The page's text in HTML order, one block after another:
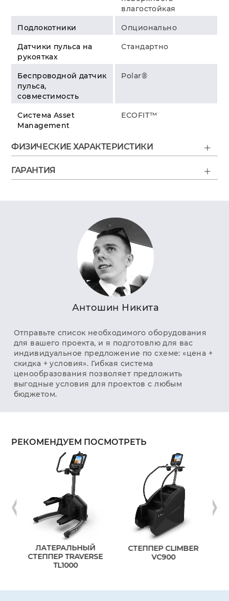
влагостойкая
Подлокотники Опционально
Датчики пульса на
рукоятках
Стандартно
Беспроводной датчик
пульса,
совместимость
Polar®
Система Asset
Management
ECOFIT™
ФИЗИЧЕСКИЕ ХАРАКТЕРИСТИКИ
ГАРАНТИЯ
Антошин Никита
Отправьте список необходимого оборудования
для вашего проекта, и я подготовлю для вас
индивидуальное предложение по схеме: «цена +
скидка + условия». Гибкая система
ценообразования позволяет предложить
выгодные условия для проектов с любым
бюджетом.
РЕКОМЕНДУЕМ ПОСМОТРЕТЬ
ЛАТЕРАЛЬНЫЙ
СТЕППЕР TRAVERSE
TL1000
СТЕППЕР CLIMBER
VC900